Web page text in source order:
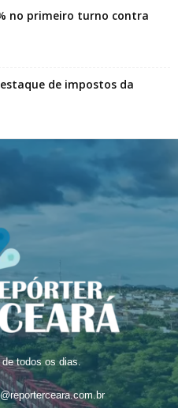
no primeiro turno contra
de impostos da
todos os dias.